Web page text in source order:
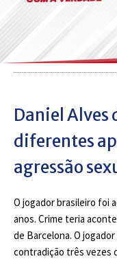
Daniel Alves
diferentes
agressão
O jogador brasileiro foi
anos. Crime teria
de Barcelona. O
contradição três vezes